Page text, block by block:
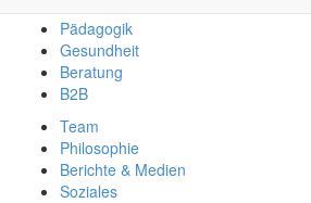
Pädagogik
Gesundheit
Beratung
B2B
Team
Philosophie
Berichte & Medien
Soziales